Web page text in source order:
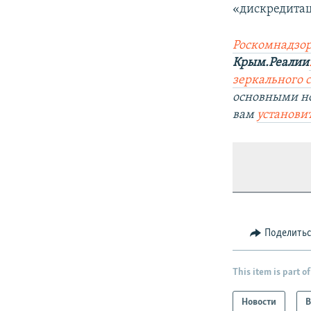
Крым.Реалии
основными
вам
This item is part of
Новости